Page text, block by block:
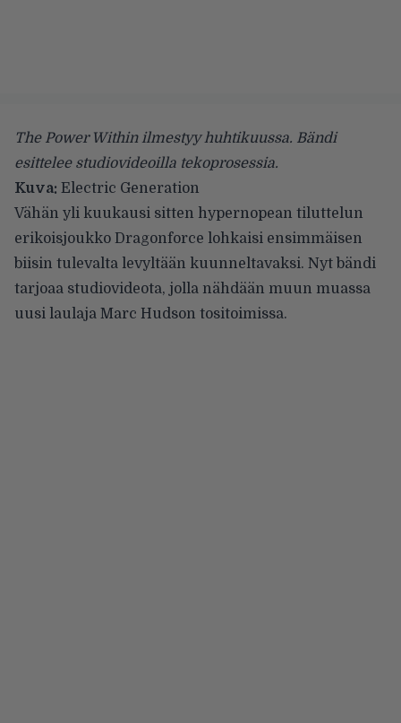
The Power Within ilmestyy huhtikuussa. Bändi
esittelee studiovideoilla tekoprosessia.
Kuva: Electric Generation
Vähän yli kuukausi sitten hypernopean tiluttelun
erikoisjoukko Dragonforce lohkaisi ensimmäisen
biisin tulevalta levyltään kuunneltavaksi. Nyt bändi
tarjoaa studiovideota, jolla nähdään muun muassa
uusi laulaja Marc Hudson tositoimissa.